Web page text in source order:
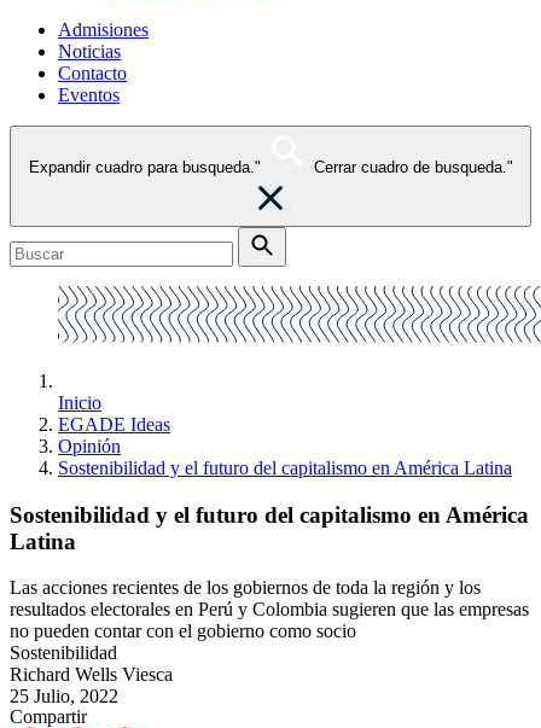
Admisiones
Noticias
Contacto
Eventos
Expandir cuadro para busqueda." Cerrar cuadro de busqueda."
Inicio
EGADE Ideas
Opinión
Sostenibilidad y el futuro del capitalismo en América Latina
Sostenibilidad y el futuro del capitalismo en América
Latina
Las acciones recientes de los gobiernos de toda la región y los
resultados electorales en Perú y Colombia sugieren que las empresas
no pueden contar con el gobierno como socio
Sostenibilidad
Richard Wells Viesca
25 Julio, 2022
Compartir